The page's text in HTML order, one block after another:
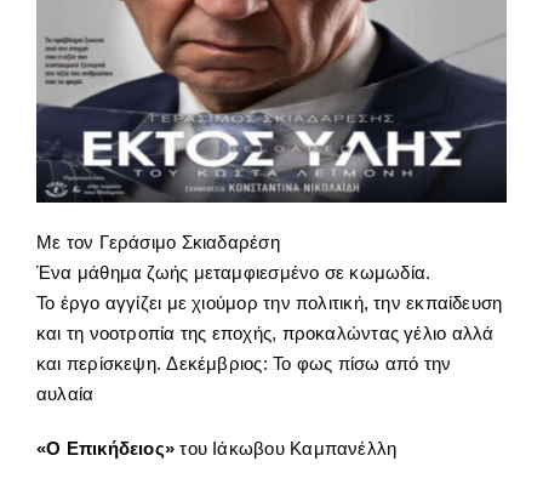
Με τον Γεράσιμο Σκιαδαρέση
Ένα μάθημα ζωής μεταμφιεσμένο σε κωμωδία.
Το έργο αγγίζει με χιούμορ την πολιτική, την εκπαίδευση
και τη νοοτροπία της εποχής, προκαλώντας γέλιο αλλά
και περίσκεψη. Δεκέμβριος: Το φως πίσω από την
αυλαία
«Ο Επικήδειος» του Ιάκωβου Καμπανέλλη